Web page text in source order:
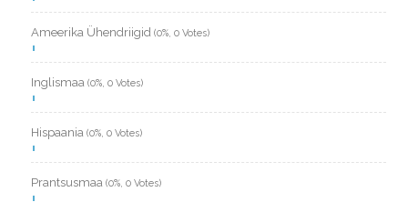
Ameerika Ühendriigid (0%, 0 Votes)
Inglismaa (0%, 0 Votes)
Hispaania (0%, 0 Votes)
Prantsusmaa (0%, 0 Votes)